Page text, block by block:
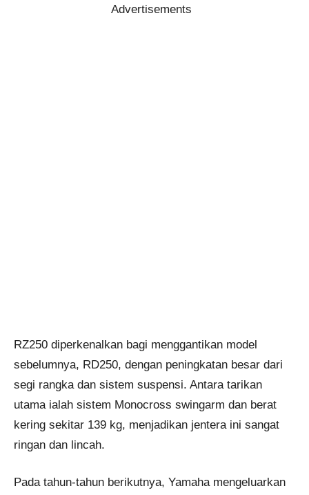
Advertisements
RZ250 diperkenalkan bagi menggantikan model
sebelumnya, RD250, dengan peningkatan besar dari
segi rangka dan sistem suspensi. Antara tarikan
utama ialah sistem Monocross swingarm dan berat
kering sekitar 139 kg, menjadikan jentera ini sangat
ringan dan lincah.
Pada tahun-tahun berikutnya, Yamaha mengeluarkan